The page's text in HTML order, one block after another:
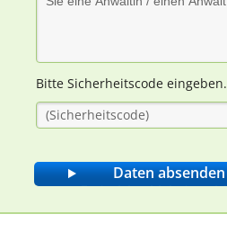
Bitte Sicherheitscode eingeben.